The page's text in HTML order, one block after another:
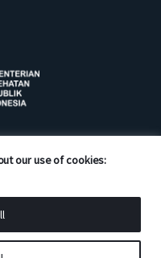
our use of cookies:
reserved.